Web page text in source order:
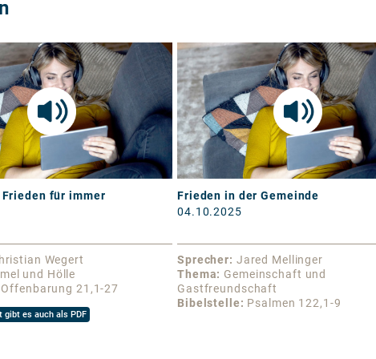
für immer
Wegert
und Hölle
Offenbarung 21,1-27
gibt es auch als PDF
Frieden in der Gemeinde
04.10.2025
Sprecher
Jared Mellinger
Thema
Gemeinschaft und
Gastfreundschaft
Bibelstelle
Psalmen 122,1-9